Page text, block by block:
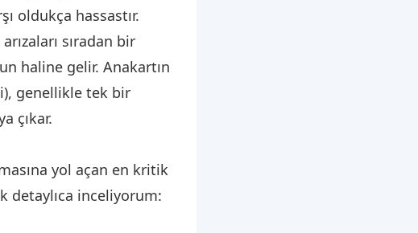
oldukça hassastır.
sıradan bir
haline gelir. Anakartın
genellikle tek bir
çıkar.
yol açan en kritik
detaylıca inceliyorum: